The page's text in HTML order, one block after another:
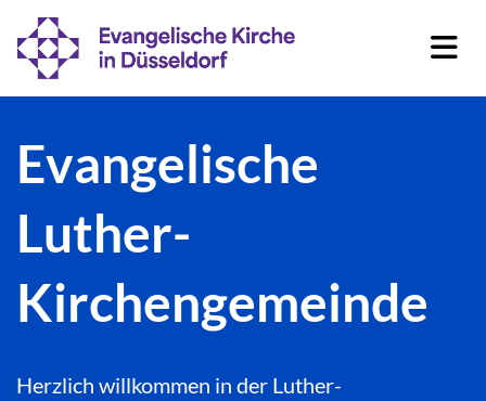
Evangelische
Luther-
Kirchengemeinde
Herzlich willkommen in der Luther-